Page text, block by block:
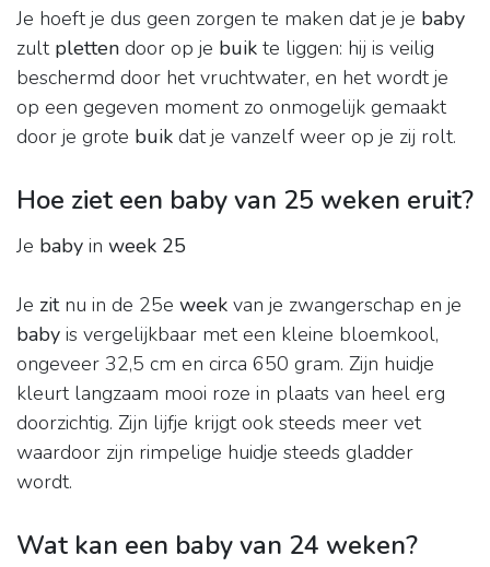
Je hoeft je dus geen zorgen te maken dat je je baby
zult pletten door op je buik te liggen: hij is veilig
beschermd door het vruchtwater, en het wordt je
op een gegeven moment zo onmogelijk gemaakt
door je grote buik dat je vanzelf weer op je zij rolt.
Hoe ziet een baby van 25 weken eruit?
Je baby in week 25
Je zitnu in de 25e week van je zwangerschap en je
baby is vergelijkbaar met een kleine bloemkool,
ongeveer 32,5 cm en circa 650 gram. Zijn huidje
kleurt langzaam mooi roze in plaats van heel erg
doorzichtig. Zijn lijfje krijgt ook steeds meer vet
waardoor zijn rimpelige huidje steeds gladder
wordt.
Wat kan een baby van 24 weken?